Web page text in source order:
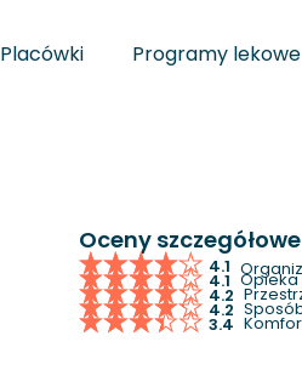
Placówki Programy lekowe
Oceny szczegółowe
4.1
4.1
4.2
4.2
3.4